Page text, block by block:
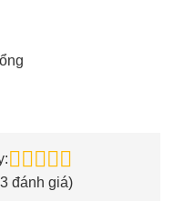
đánh giá)